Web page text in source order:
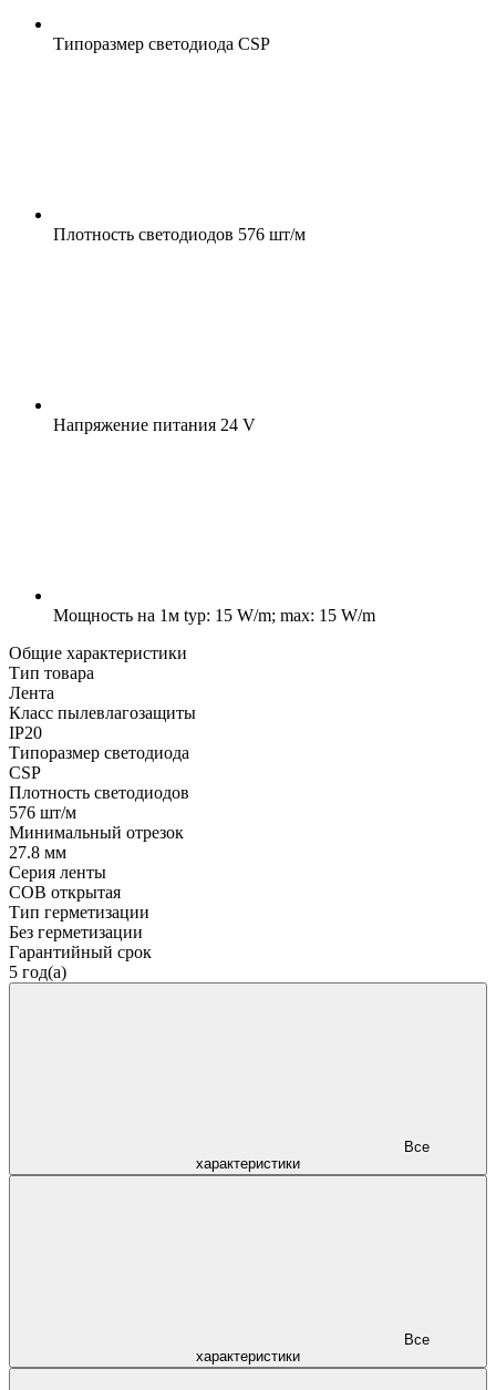
Типоразмер светодиода CSP
Плотность светодиодов 576 шт/м
Напряжение питания 24 V
Мощность на 1м typ: 15 W/m; max: 15 W/m
Общие характеристики
Тип товара
Лента
Класс пылевлагозащиты
IP20
Типоразмер светодиода
CSP
Плотность светодиодов
576 шт/м
Минимальный отрезок
27.8 мм
Серия ленты
COB открытая
Тип герметизации
Без герметизации
Гарантийный срок
5 год(а)
характеристики
характеристики